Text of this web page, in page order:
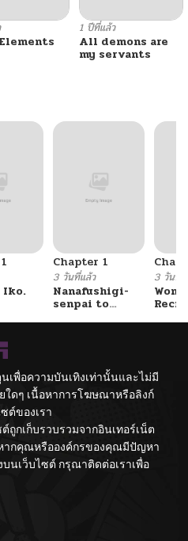
04/29/2025
04/29/2025
04/29/2025
04/29/2025
1 ปีที่แล้ว
All demons are
my servants
Iko.
Chapter 1
3 วันที่แล้ว
Nanafushigi-
senpai to
3 วันที่
เพื่อความบันเทิงเท่านั้นและไม่มี
ดๆ เนื้อหาการโฆษณาหรือลิงก์
ต์ของเรา
กเก็บรวบรวมจากอินเทอร์เน็ต
ากคุณหรือองค์กรของคุณมีปัญหา
นเว็บไซต์ กรุณาติดต่อเราเพื่อ